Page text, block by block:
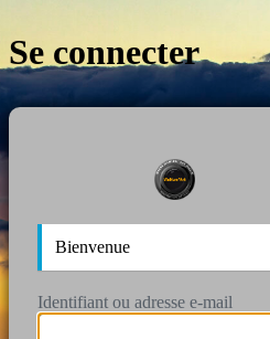
Se connecter
Bienvenue
Identifiant ou adresse e-mail